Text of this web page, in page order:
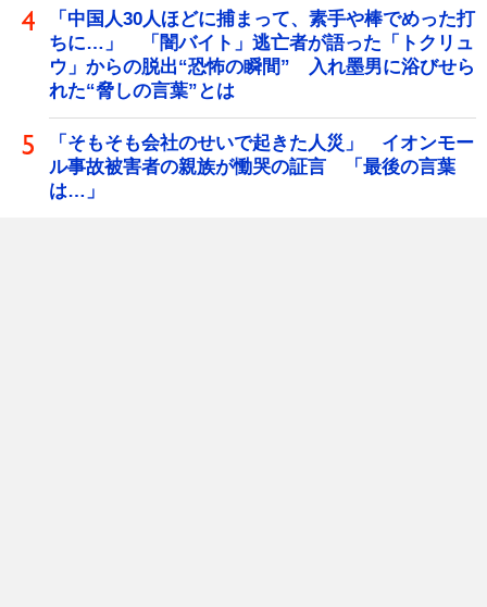
「中国人30人ほどに捕まって、素手や棒でめった打
ちに…」 「闇バイト」逃亡者が語った「トクリュ
ウ」からの脱出“恐怖の瞬間” 入れ墨男に浴びせら
れた“脅しの言葉”とは
「そもそも会社のせいで起きた人災」 イオンモー
ル事故被害者の親族が慟哭の証言 「最後の言葉
は…」